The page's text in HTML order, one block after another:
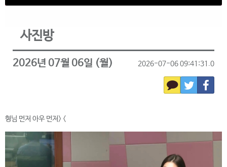
사진방
2026년 07월 06일 (월) 2026-07-06 09:41:31.0
형님 먼저 아우 먼저> <